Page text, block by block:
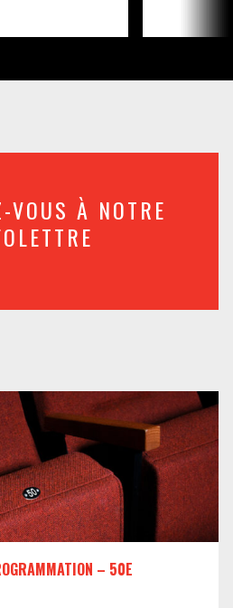
VOUS À NOTRE
– 50E